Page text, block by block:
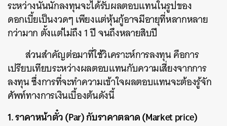
ระหว่างนั้นนักลงทุนจะได้รับผลตอบแทนในรูปของ
ดอกเบี้ยเป็นงวดๆ เพียงแต่หุ้นกู้อาจมีอายุที่หลากหลาย
กว่ามาก ตั้งแต่ไม่ถึง 1 ปี จนถึงหลายสิบปี
ส่วนสำคัญต่อมาที่ใช้วิเคราะห์การลงทุน คือการ
เปรียบเทียบระหว่างผลตอบแทนกับความเสี่ยงจากการ
ลงทุน ซึ่งการที่จะทำความเข้าใจผลตอบแทนจะต้องรู้จัก
ศัพท์ทางการเงินเบื้องต้นดังนี้
1. ราคาหน้าตั๋ว (Par) กับราคาตลาด (Market price)